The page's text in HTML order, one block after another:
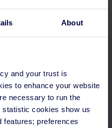
About
and your trust is
to enhance your website
necessary to run the
cookies show us
features; preferences
pagamentos
tecnologia existente.
e integração.